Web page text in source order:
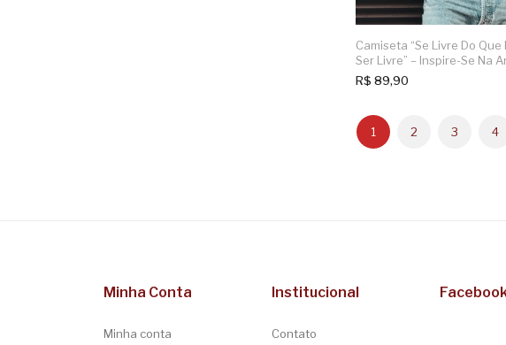
Camiseta “Se Livre Do Que
Ser Livre” – Inspire-Se Na
R$ 89,90
1 2 3 4
Minha Conta
Minha conta
Institucional
Contato